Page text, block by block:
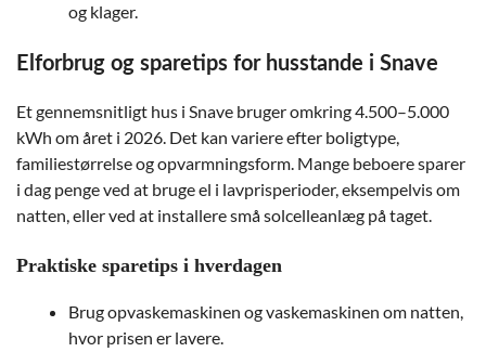
og klager.
Elforbrug og sparetips for husstande i Snave
Et gennemsnitligt hus i Snave bruger omkring 4.500–5.000
kWh om året i 2026. Det kan variere efter boligtype,
familiestørrelse og opvarmningsform. Mange beboere sparer
i dag penge ved at bruge el i lavprisperioder, eksempelvis om
natten, eller ved at installere små solcelleanlæg på taget.
Praktiske sparetips i hverdagen
Brug opvaskemaskinen og vaskemaskinen om natten,
hvor prisen er lavere.